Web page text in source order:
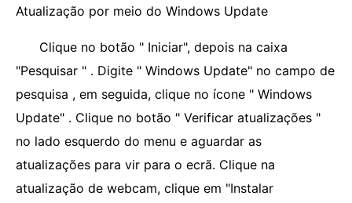
Atualização por meio do Windows Update
Clique no botão " Iniciar", depois na caixa
"Pesquisar " . Digite " Windows Update" no campo de
pesquisa , em seguida, clique no ícone " Windows
Update" . Clique no botão " Verificar atualizações "
no lado esquerdo do menu e aguardar as
atualizações para vir para o ecrã. Clique na
atualização de webcam, clique em "Instalar